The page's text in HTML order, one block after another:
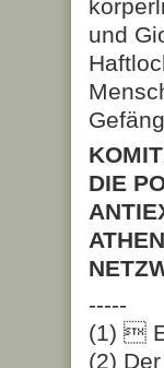
und
DIE
ATHEN
-----
(1) 
(2)